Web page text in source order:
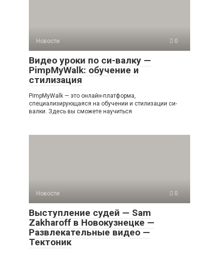
Новости 0
Видео уроки по си-валку —
PimpMyWalk: обучение и
стилизация
PimpMyWalk — это онлайн-платформа,
специализирующаяся на обучении и стилизации си-
валки. Здесь вы сможете научиться
Новости 0
Выступление судей — Sam
Zakharoff в Новокузнецке —
Развлекательные видео —
Тектоник